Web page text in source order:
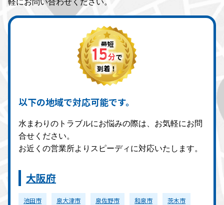
最短
15分で
到着！
以下の地域で対応可能です。
水まわりのトラブルにお悩みの際は、お気軽にお問
合せください。
お近くの営業所よりスピーディに対応いたします。
大阪府
池田市 泉大津市 泉佐野市 和泉市 茨木市